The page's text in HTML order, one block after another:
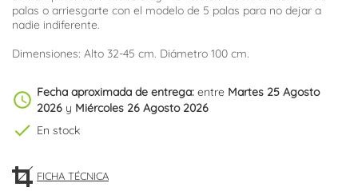
palas o arriesgarte con el modelo de 5 palas para no dejar a
nadie indiferente.
Dimensiones: Alto 32-45 cm. Diámetro 100 cm.
schedule Fecha aproximada de entrega: entre Martes 25 Agosto
2026 y Miércoles 26 Agosto 2026
check En stock
FICHA TÉCNICA